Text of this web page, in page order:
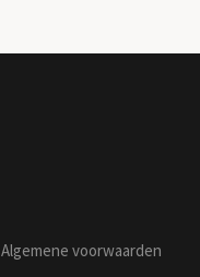
Algemene voorwaarden